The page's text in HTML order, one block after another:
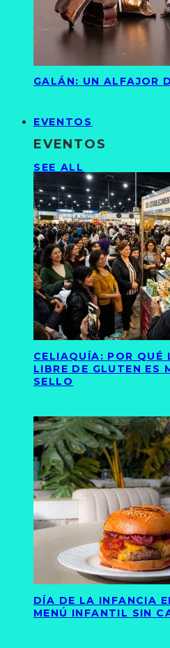
GALÁN: UN ALFAJOR
EVENTOS
EVENTOS
SEE ALL
CELIAQUÍA: POR QUÉ
LIBRE DE GLUTEN ES
SELLO
DÍA DE LA INFANCIA
MENÚ INFANTIL SIN